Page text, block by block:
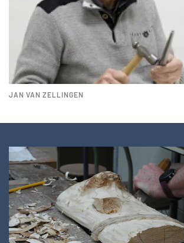
JAN VAN ZELLINGEN